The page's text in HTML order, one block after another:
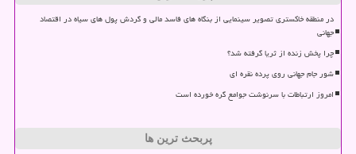
در منطقه خاکستری تصویر سینمایی از بنگاه های فاسد مالی و گردش پول های سیاه در اقتصاد
جهانی
چرا پخش زنده از ثریا گرفته شد؟
شور جام جهانی روی پرده نقره ای
امروز ارتباطات با سرنوشت جوامع گره خورده است
پربحث ترین ها